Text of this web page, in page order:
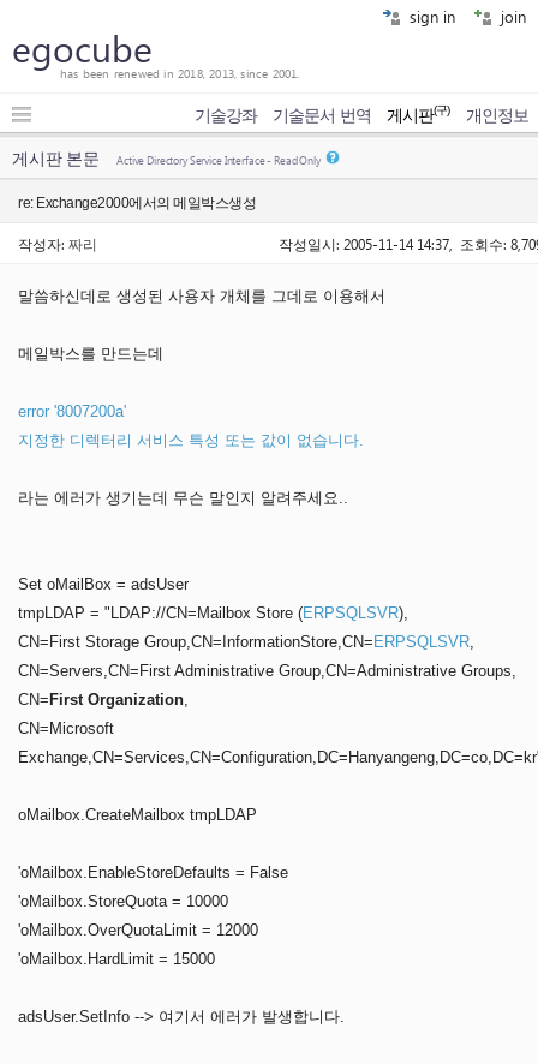
sign in join
egocube
has been renewed in 2018, 2013, since 2001.
기술강좌 기술문서 번역 게시판(구) 개인정보
게시판 본문 Active Directory Service Interface - Read Only
re: Exchange2000에서의 메일박스생성
작성자: 짜리 작성일시: 2005-11-14 14:37, 조회수:
말씀하신데로 생성된 사용자 개체를 그데로 이용해서
메일박스를 만드는데
error '8007200a'
지정한 디렉터리 서비스 특성 또는 값이 없습니다.
라는 에러가 생기는데 무슨 말인지 알려주세요..
Set oMailBox = adsUser
tmpLDAP = "LDAP://CN=Mailbox Store (ERPSQLSVR),
CN=First Storage Group,CN=InformationStore,CN= ERPSQLSVR,
CN=Servers,CN=First Administrative Group,CN=Administrative Groups,
CN= First Organization,
CN=Microsoft
oMailbox.CreateMailbox tmpLDAP
'oMailbox.EnableStoreDefaults = False
'oMailbox.StoreQuota = 10000
'oMailbox.OverQuotaLimit = 12000
'oMailbox.HardLimit = 15000
adsUser.SetInfo --> 여기서 에러가 발생합니다.